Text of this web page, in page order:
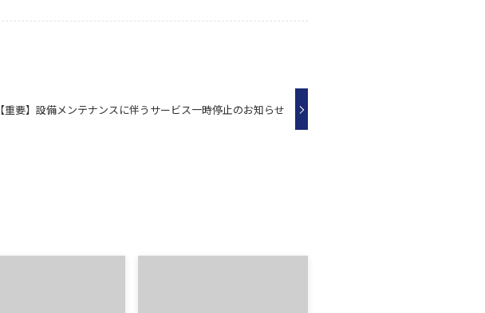
【重要】設備メンテナンスに伴うサービス一時停止のお知らせ